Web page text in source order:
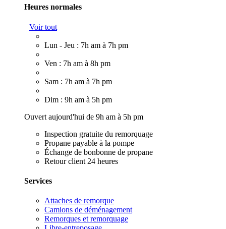
Heures normales
Voir tout
Lun - Jeu : 7h am à 7h pm
Ven : 7h am à 8h pm
Sam : 7h am à 7h pm
Dim : 9h am à 5h pm
Ouvert aujourd'hui de 9h am à 5h pm
Inspection gratuite du remorquage
Propane payable à la pompe
Échange de bonbonne de propane
Retour client 24 heures
Services
Attaches de remorque
Camions de déménagement
Remorques et remorquage